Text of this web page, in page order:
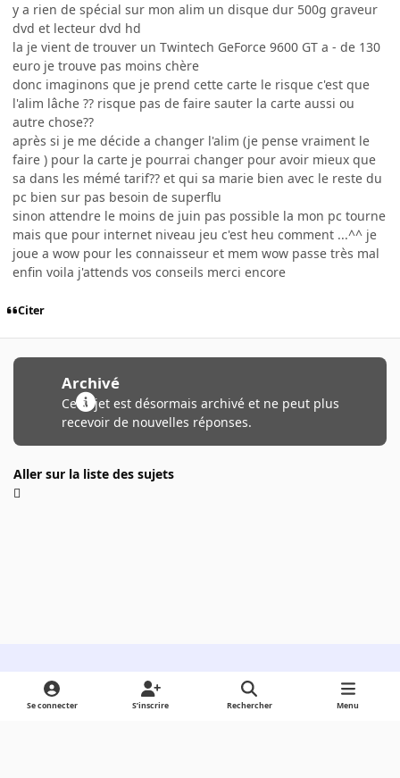
y a rien de spécial sur mon alim un disque dur 500g graveur
dvd et lecteur dvd hd
la je vient de trouver un Twintech GeForce 9600 GT a - de 130
euro je trouve pas moins chère
donc imaginons que je prend cette carte le risque c'est que
l'alim lâche ?? risque pas de faire sauter la carte aussi ou
autre chose??
après si je me décide a changer l'alim (je pense vraiment le
faire ) pour la carte je pourrai changer pour avoir mieux que
sa dans les mémé tarif?? et qui sa marie bien avec le reste du
pc bien sur pas besoin de superflu
sinon attendre le moins de juin pas possible la mon pc tourne
mais que pour internet niveau jeu c'est heu comment ...^^ je
joue a wow pour les connaisseur et mem wow passe très mal
enfin voila j'attends vos conseils merci encore
Citer
Archivé
Ce sujet est désormais archivé et ne peut plus
recevoir de nouvelles réponses.
Aller sur la liste des sujets
Light ModeDark ModeSystem Preference
Se connecter S’inscrire Rechercher Menu